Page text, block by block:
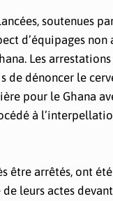
soutenues
d’équipages
Les
de dénoncer le
pour le Ghana
à
être arrêtés, ont
de leurs actes